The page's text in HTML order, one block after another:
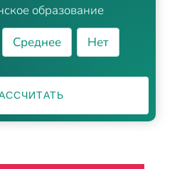
образование
Среднее Нет